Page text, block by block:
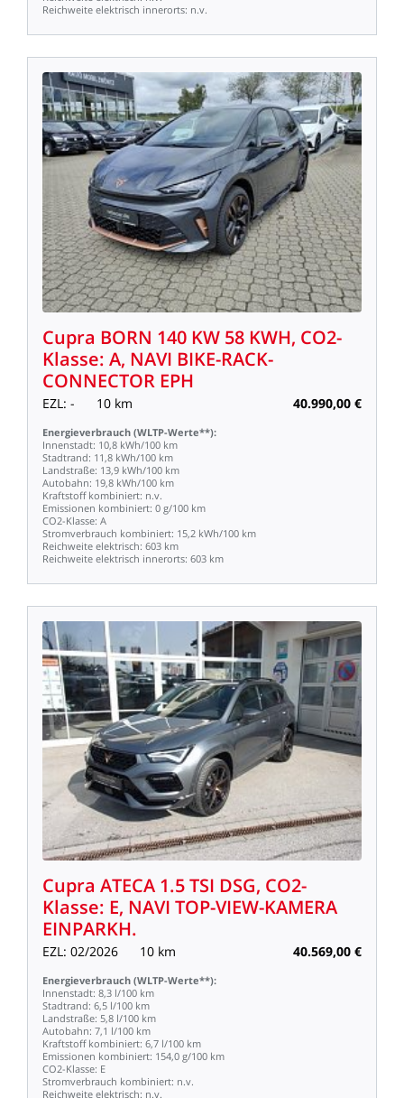
Reichweite elektrisch innerorts: n.v.
Cupra BORN 140 KW 58 KWH, CO2-
Klasse: A, NAVI BIKE-RACK-
CONNECTOR EPH
EZL: - 10 km 40.990,00 €
Energieverbrauch (WLTP-Werte**):
Innenstadt: 10,8 kWh/100 km
Stadtrand: 11,8 kWh/100 km
Landstraße: 13,9 kWh/100 km
Autobahn: 19,8 kWh/100 km
Kraftstoff kombiniert: n.v.
Emissionen kombiniert: 0 g/100 km
CO2-Klasse: A
Stromverbrauch kombiniert: 15,2 kWh/100 km
Reichweite elektrisch: 603 km
Reichweite elektrisch innerorts: 603 km
Cupra ATECA 1.5TSI DSG, CO2-
Klasse: E, NAVI TOP-VIEW-KAMERA
EINPARKH.
EZL: 02/2026 10 km 40.569,00 €
Energieverbrauch (WLTP-Werte**):
Innenstadt: 8,3 l/100 km
Stadtrand: 6,5 l/100 km
Landstraße: 5,8 l/100 km
Autobahn: 7,1 l/100 km
Kraftstoff kombiniert: 6,7 l/100 km
Emissionen kombiniert: 154,0 g/100 km
CO2-Klasse: E
Stromverbrauch kombiniert: n.v.
Reichweite elektrisch: n.v.